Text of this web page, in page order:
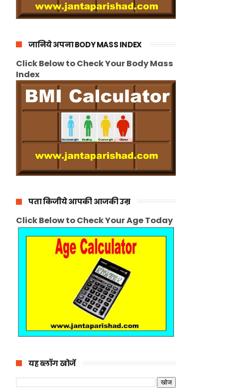
जानिये अपना BODY MASS INDEX
Click Below to Check Your Body Mass
Index
पता किजीये आपकी आजकी उम्र
Click Below to Check Your Age Today
यह ब्लॉग खोजें